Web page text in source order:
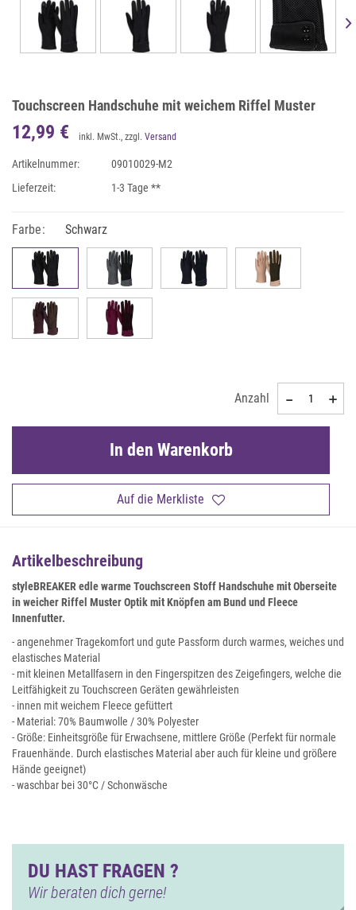
Touchscreen Handschuhe mit weichem Riffel Muster
12,99 € inkl. MwSt., zzgl. Versand
Artikelnummer:
09010029-M2
Lieferzeit:
1-3 Tage **
Farbe: Schwarz
Anzahl
Auf die Merkliste
In den Warenkorb
Artikelbeschreibung
styleBREAKER edle warme Touchscreen Stoff Handschuhe mit Oberseite
in weicher Riffel Muster Optik mit Knöpfen am Bund und Fleece
Innenfutter.
- angenehmer Tragekomfort und gute Passform durch warmes, weiches und
elastisches Material
- mit kleinen Metallfasern in den Fingerspitzen des Zeigefingers, welche die
Leitfähigkeit zu Touchscreen Geräten gewährleisten
- innen mit weichem Fleece gefüttert
- Material: 70% Baumwolle / 30% Polyester
- Größe: Einheitsgröße für Erwachsene, mittlere Größe (Perfekt für normale
Frauenhände. Durch elastisches Material aber auch für kleine und größere
Hände geeignet)
- waschbar bei 30°C / Schonwäsche
DU HAST FRAGEN ?
Wir beraten dich gerne!